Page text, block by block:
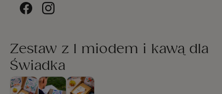
Zestaw z 1 miodem i kawą dla
Świadka